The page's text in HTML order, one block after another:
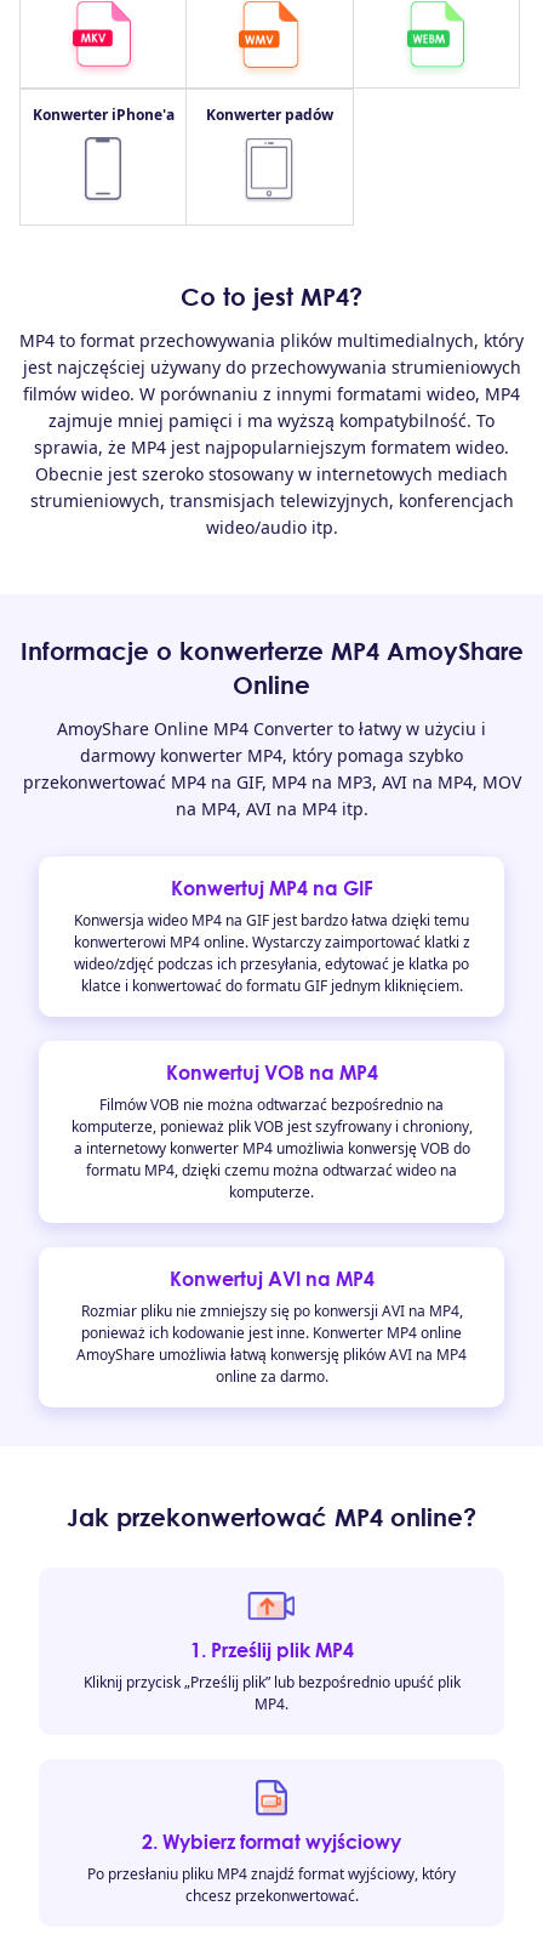
Konwerter iPhone'a Konwerter padów
Co to jest MP4?
MP4 to format przechowywania plików multimedialnych, który
jest najczęściej używany do przechowywania strumieniowych
filmów wideo. W porównaniu z innymi formatami wideo, MP4
zajmuje mniej pamięci i ma wyższą kompatybilność. To
sprawia, że ​​MP4 jest najpopularniejszym formatem wideo.
Obecnie jest szeroko stosowany w internetowych mediach
strumieniowych, transmisjach telewizyjnych, konferencjach
wideo/audio itp.
Informacje o konwerterze MP4 AmoyShare
Online
AmoyShare Online MP4 Converter to łatwy w użyciu i
darmowy konwerter MP4, który pomaga szybko
przekonwertować MP4 na GIF, MP4 na MP3, AVI na MP4, MOV
na MP4, AVI na MP4 itp.
Konwertuj MP4 na GIF
Konwersja wideo MP4 na GIF jest bardzo łatwa dzięki temu
konwerterowi MP4 online. Wystarczy zaimportować klatki z
wideo/zdjęć podczas ich przesyłania, edytować je klatka po
klatce i konwertować do formatu GIF jednym kliknięciem.
Konwertuj VOB na MP4
Filmów VOB nie można odtwarzać bezpośrednio na
komputerze, ponieważ plik VOB jest szyfrowany i chroniony,
a internetowy konwerter MP4 umożliwia konwersję VOB do
formatu MP4, dzięki czemu można odtwarzać wideo na
komputerze.
Konwertuj AVI na MP4
Rozmiar pliku nie zmniejszy się po konwersji AVI na MP4,
ponieważ ich kodowanie jest inne. Konwerter MP4 online
AmoyShare umożliwia łatwą konwersję plików AVI na MP4
online za darmo.
Jak przekonwertować MP4 online?
1. Prześlij plik MP4
Kliknij przycisk „Prześlij plik” lub bezpośrednio upuść plik
MP4.
2. Wybierz format wyjściowy
Po przesłaniu pliku MP4 znajdź format wyjściowy, który
chcesz przekonwertować.